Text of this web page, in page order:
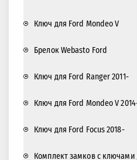
Ключ для Ford Mondeo V
Брелок Webasto Ford
Ключ для Ford Ranger 2011-
Ключ для Ford Mondeo V
Ключ для Ford Focus 2018-
Комплект замков с ключами